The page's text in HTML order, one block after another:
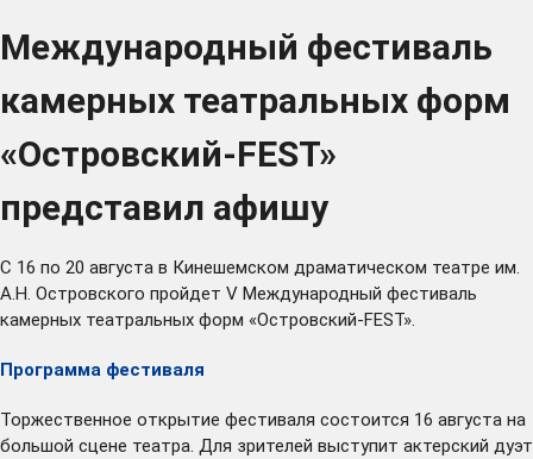
Международный фестиваль
камерных театральных форм
«Островский-FEST»
представил афишу
С 16 по 20 августа в Кинешемском драматическом театре им.
А.Н. Островского пройдет V Международный фестиваль
камерных театральных форм «Островский-FEST».
Программа фестиваля
Торжественное открытие фестиваля состоится 16 августа на
большой сцене театра. Для зрителей выступит актерский дуэт